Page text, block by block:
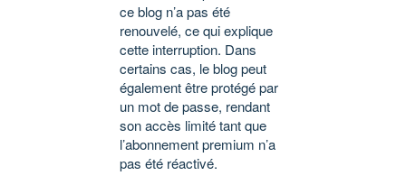
ce blog n’a pas été
renouvelé, ce qui explique
cette interruption. Dans
certains cas, le blog peut
également être protégé par
un mot de passe, rendant
son accès limité tant que
l’abonnement premium n’a
pas été réactivé.